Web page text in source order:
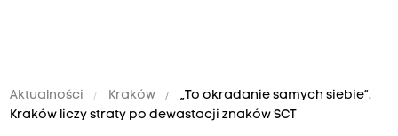
Aktualności Kraków
„To okradanie samych siebie”.
Kraków liczy straty po dewastacji znaków SCT